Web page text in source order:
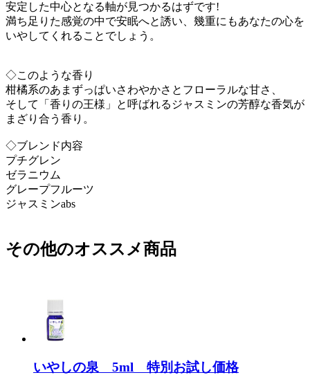
安定した中心となる軸が見つかるはずです!
満ち足りた感覚の中で安眠へと誘い、幾重にもあなたの心を
いやしてくれることでしょう。
◇このような香り
柑橘系のあまずっぱいさわやかさとフローラルな甘さ、
そして「香りの王様」と呼ばれるジャスミンの芳醇な香気が
まざり合う香り。
◇ブレンド内容
プチグレン
ゼラニウム
グレープフルーツ
ジャスミンabs
その他のオススメ商品
いやしの泉 5ml 特別お試し価格